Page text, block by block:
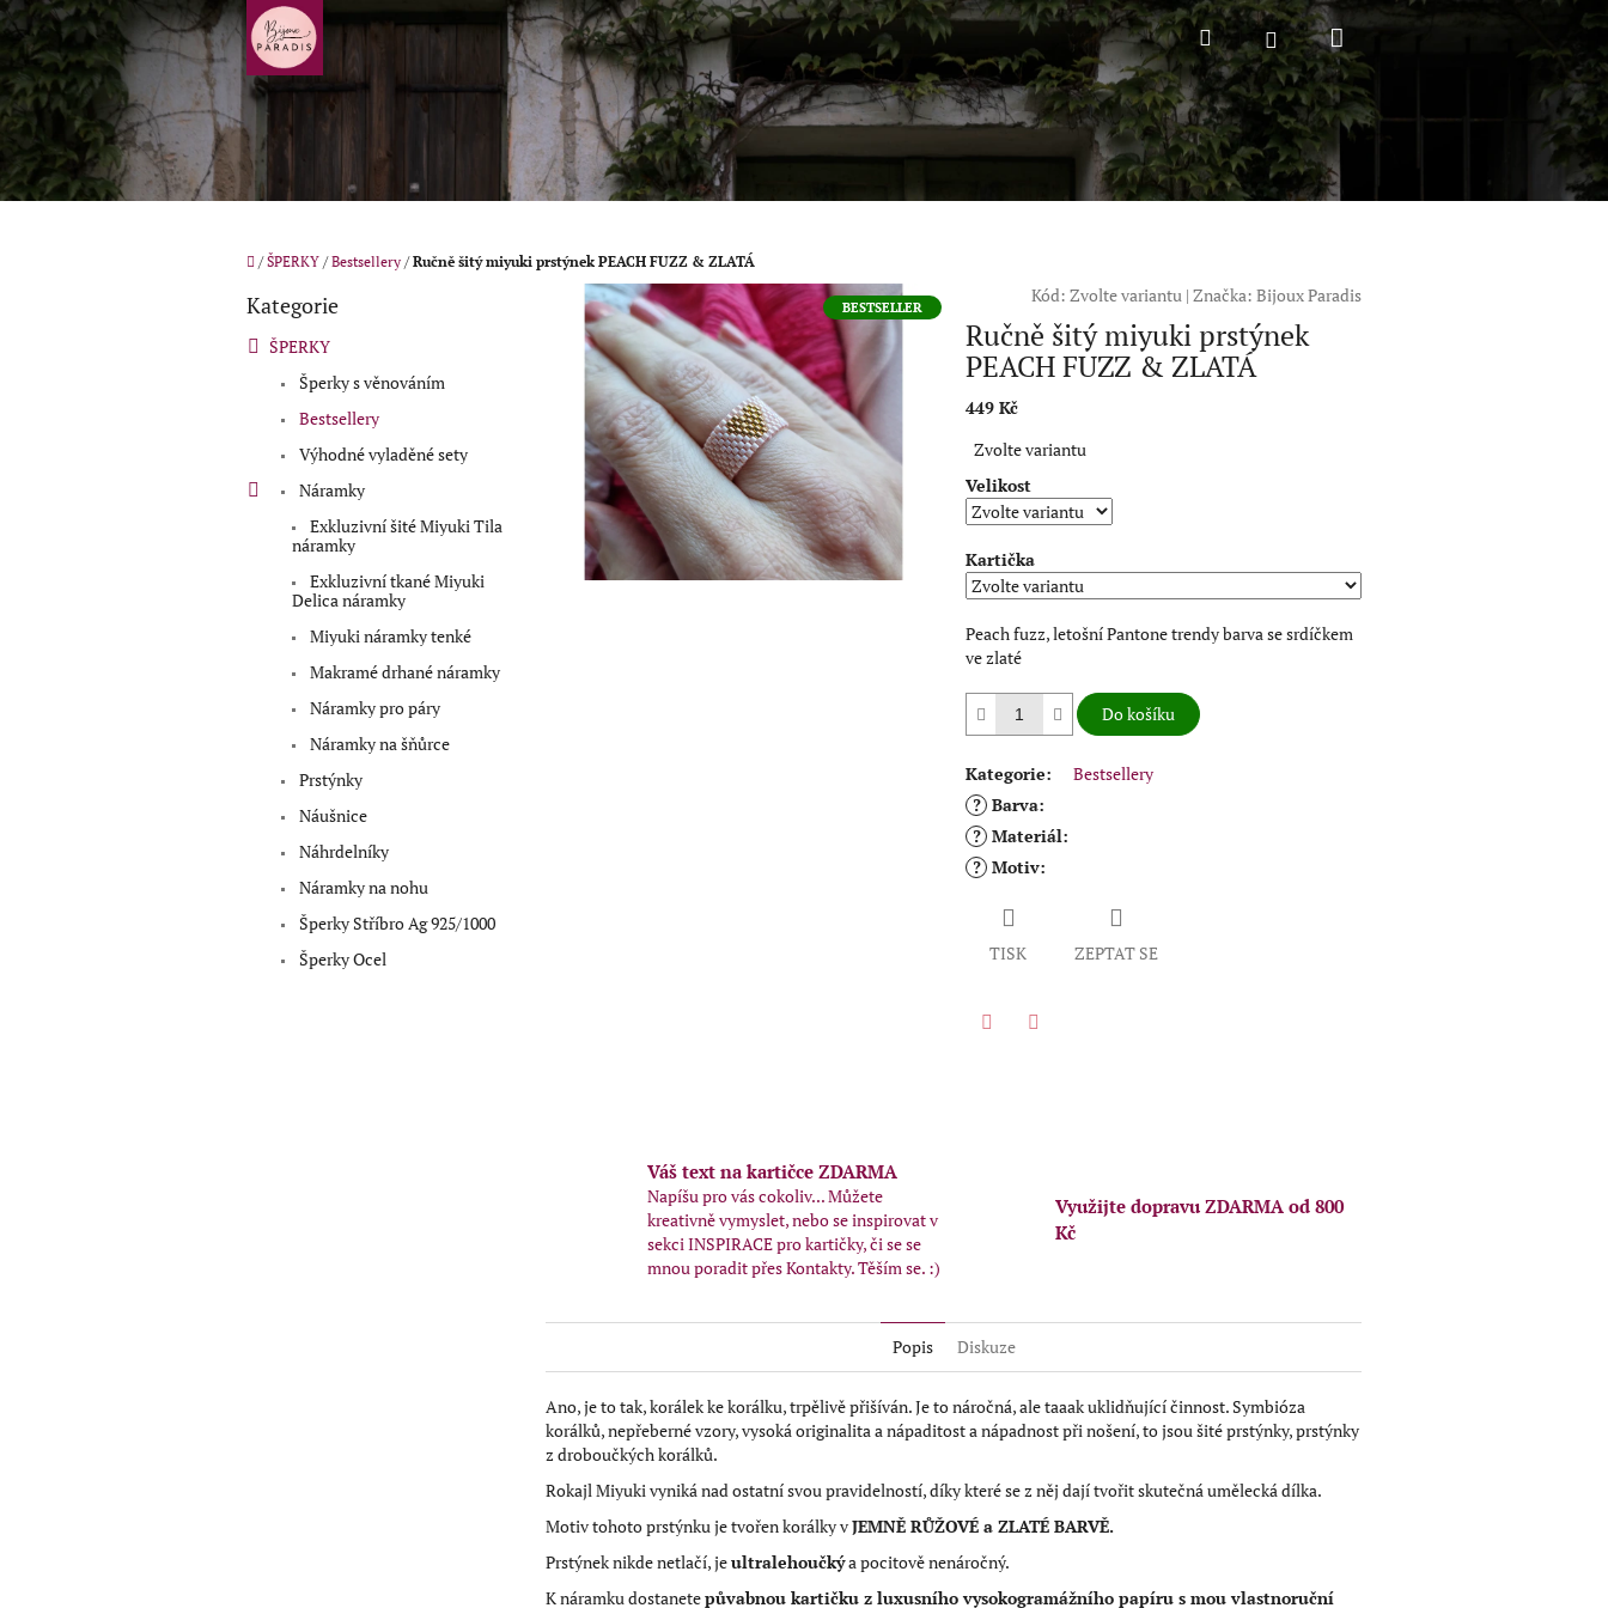
Přejít
na
obsah
HledatPřihlášeníNákupní
košík
Domů
/ ŠPERKY / Bestsellery / Ručně šitý miyuki prstýnek PEACH FUZZ & ZLATÁ
Přeskočit
Kategorie
ŠPERKY
Šperky s věnováním
Bestsellery
Výhodné vyladěné sety
Náramky
Exkluzivní šité Miyuki Tila
náramky
Exkluzivní tkané Miyuki
Delica náramky
Miyuki náramky tenké
Makramé drhané náramky
Náramky pro páry
Náramky na šňůrce
Prstýnky
Náušnice
Náhrdelníky
Náramky na nohu
Šperky Stříbro Ag 925/1000
Šperky Ocel
BESTSELLER
Kód: Zvolte variantu | Značka: Bijoux Paradis
Ručně šitý miyuki prstýnek
PEACH FUZZ & ZLATÁ
449 Kč
cena:
Zvolte variantu
Velikost
Kartička
Peach fuzz, letošní Pantone trendy barva se srdíčkem
ve zlaté
Do košíku
Kategorie:
Bestsellery
? Barva:
? Materiál:
? Motiv:
TISK ZEPTAT SE
Váš text na kartičce ZDARMA
Napíšu pro vás cokoliv... Můžete
kreativně vymyslet, nebo se inspirovat v
sekci INSPIRACE pro kartičky, či se se
mnou poradit přes Kontakty. Těším se. :)
Využijte dopravu ZDARMA od 800
Kč
Popis Diskuze
Ano, je to tak, korálek ke korálku, trpělivě přišíván. Je to náročná, ale taaak uklidňující činnost. Symbióza
korálků, nepřeberné vzory, vysoká originalita a nápaditost a nápadnost při nošení, to jsou šité prstýnky, prstýnky
z droboučkých korálků.
Rokajl Miyuki vyniká nad ostatní svou pravidelností, díky které se z něj dají tvořit skutečná umělecká dílka.
Motiv tohoto prstýnku je tvořen korálky vJEMNĚ RŮŽOVÉ a ZLATÉ BARVĚ.
Prstýnek nikde netlačí, jeultralehoučkýa pocitově nenáročný.
K náramku dostanetepůvabnou kartičku z luxusního vysokogramážního papíru s mou vlastnoruční